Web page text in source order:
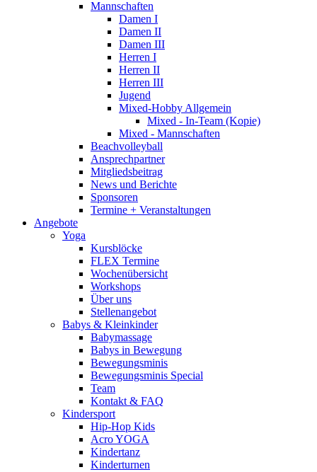
Mannschaften
Damen I
Damen II
Damen III
Herren I
Herren II
Herren III
Jugend
Mixed-Hobby Allgemein
Mixed - In-Team (Kopie)
Mixed - Mannschaften
Beachvolleyball
Ansprechpartner
Mitgliedsbeitrag
News und Berichte
Sponsoren
Termine + Veranstaltungen
Angebote
Yoga
Kursblöcke
FLEX Termine
Wochenübersicht
Workshops
Über uns
Stellenangebot
Babys & Kleinkinder
Babymassage
Babys in Bewegung
Bewegungsminis
Bewegungsminis Special
Team
Kontakt & FAQ
Kindersport
Hip-Hop Kids
Acro YOGA
Kindertanz
Kinderturnen